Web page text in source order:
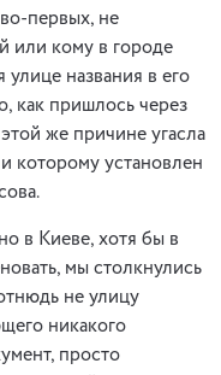
первых, не
или кому в городе
названия в его
как пришлось через
же причине угасла
которому установлен
в Киеве, хотя бы в
мы столкнулись
не улицу
никакого
просто